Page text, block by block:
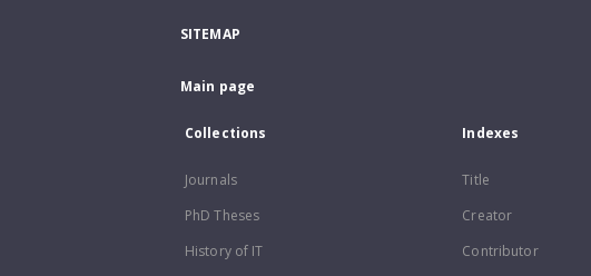
SITEMAP
Main page
Collections
Journals
PhD Theses
History of IT
Indexes
Title
Creator
Contributor